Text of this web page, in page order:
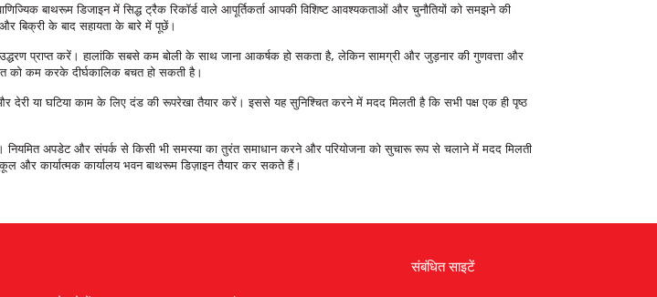
बाथरूम डिजाइन में सिद्ध ट्रैक रिकॉर्ड वाले आपूर्तिकर्ता आपकी विशिष्ट आवश्यकताओं और चुनौतियों को समझने की
बिक्री के बाद सहायता के बारे में पूछें।
उद्धरण प्राप्त करें। हालांकि सबसे कम बोली के साथ जाना आकर्षक हो सकता है, लेकिन सामग्री और जुड़नार की गुणवत्ता और
को कम करके दीर्घकालिक बचत हो सकती है।
देरी या घटिया काम के लिए दंड की रूपरेखा तैयार करें। इससे यह सुनिश्चित करने में मदद मिलती है कि सभी पक्ष एक ही पृष्ठ
नियमित अपडेट और संपर्क से किसी भी समस्या का तुरंत समाधान करने और परियोजना को सुचारू रूप से चलाने में मदद मिलती
कार्यात्मक कार्यालय भवन बाथरूम डिज़ाइन तैयार कर सकते हैं।
संबंधित साइटें